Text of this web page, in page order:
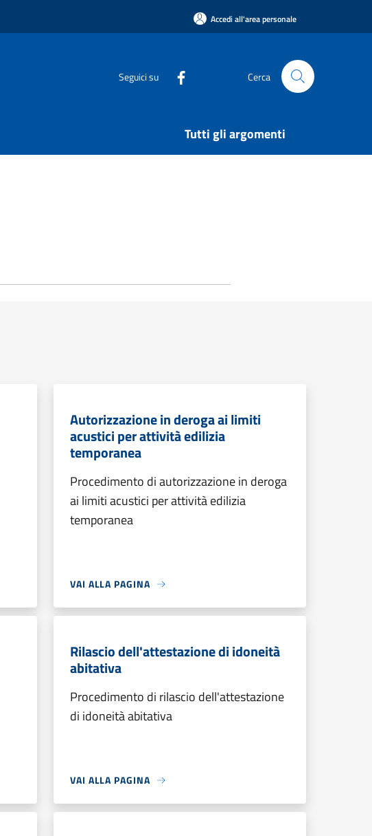
Accedi all'area personale
Seguici su Cerca
Tutti gli argomenti
Autorizzazione in deroga ai limiti
acustici per attività edilizia
temporanea
Procedimento di autorizzazione in deroga
ai limiti acustici per attività edilizia
temporanea
VAI ALLA PAGINA
Rilascio dell'attestazione di idoneità
abitativa
Procedimento di rilascio dell'attestazione
di idoneità abitativa
VAI ALLA PAGINA